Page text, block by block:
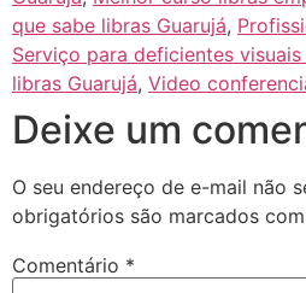
que sabe libras Guarujá,
Serviço para deficientes visuais
libras Guarujá, Video
Deixe um
O seu endereço de e-mail não
obrigatórios são marcados com
Comentário *